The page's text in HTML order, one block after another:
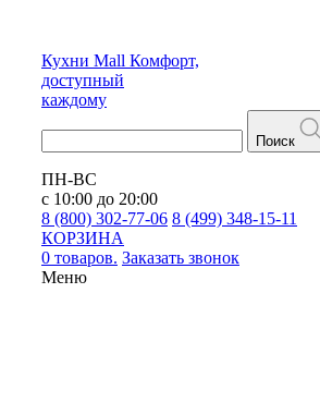
Кухни Mall Комфорт,
доступный
каждому
Поиск
ПН-ВС
с 10:00 до 20:00
8 (800) 302-77-06 8 (499) 348-15-11
КОРЗИНА
0 товаров. Заказать звонок
Меню